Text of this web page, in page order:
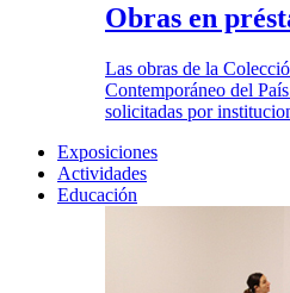
Obras en
Las obras de la
Contemporáneo del
solicitadas por
Exposiciones
Actividades
Educación